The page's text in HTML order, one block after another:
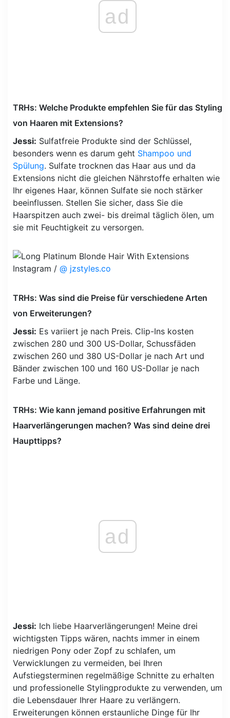
ad
TRHs: Welche Produkte empfehlen Sie für das Styling
von Haaren mit Extensions?
Jessi: Sulfatfreie Produkte sind der Schlüssel,
besonders wenn es darum geht Shampoo und
Spülung. Sulfate trocknen das Haar aus und da
Extensions nicht die gleichen Nährstoffe erhalten wie
Ihr eigenes Haar, können Sulfate sie noch stärker
beeinflussen. Stellen Sie sicher, dass Sie die
Haarspitzen auch zwei- bis dreimal täglich ölen, um
sie mit Feuchtigkeit zu versorgen.
Instagram / @ jzstyles.co
TRHs: Was sind die Preise für verschiedene Arten
von Erweiterungen?
Jessi: Es variiert je nach Preis. Clip-Ins kosten
zwischen 280 und 300 US-Dollar, Schussfäden
zwischen 260 und 380 US-Dollar je nach Art und
Bänder zwischen 100 und 160 US-Dollar je nach
Farbe und Länge.
TRHs: Wie kann jemand positive Erfahrungen mit
Haarverlängerungen machen? Was sind deine drei
Haupttipps?
ad
Jessi: Ich liebe Haarverlängerungen! Meine drei
wichtigsten Tipps wären, nachts immer in einem
niedrigen Pony oder Zopf zu schlafen, um
Verwicklungen zu vermeiden, bei Ihren
Aufstiegsterminen regelmäßige Schnitte zu erhalten
und professionelle Stylingprodukte zu verwenden, um
die Lebensdauer Ihrer Haare zu verlängern.
Erweiterungen können erstaunliche Dinge für Ihr